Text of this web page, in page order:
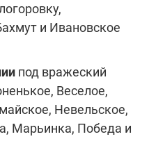
и Ивановское
под вражеский
Веселое,
Невельское,
Марьинка, Победа и